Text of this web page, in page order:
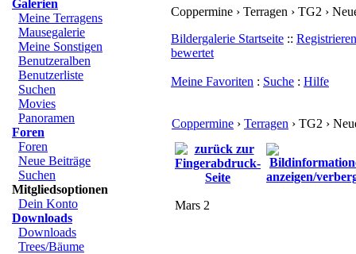
Galerien
Meine Terragens
Mausegalerie
Meine Sonstigen
Benutzeralben
Benutzerliste
Suchen
Movies
Panoramen
Foren
Foren
Neue Beiträge
Suchen
Mitgliedsoptionen
Dein Konto
Downloads
Downloads
Trees/Bäume
Coppermine › Terragen › TG2 ›
Bildergalerie Startseite :: Registrieren
bewertet
Meine Favoriten : Suche : Hilfe
Coppermine › Terragen › TG2 ›
Mars 2